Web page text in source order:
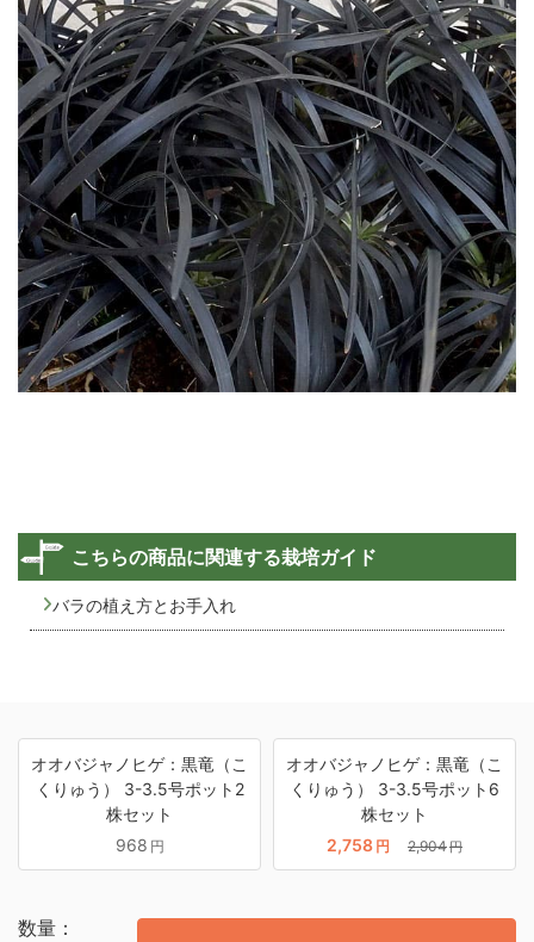
こちらの商品に関連する栽培ガイド
バラの植え方とお手入れ
オオバジャノヒゲ：黒竜（こ
くりゅう） 3-3.5号ポット2
株セット
968 円
オオバジャノヒゲ：黒竜（こ
くりゅう） 3-3.5号ポット6
株セット
2,758 円 2,904円
数量：